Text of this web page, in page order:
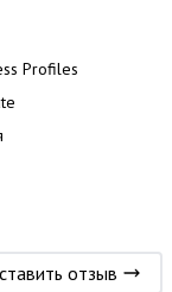
Profiles
отзыв